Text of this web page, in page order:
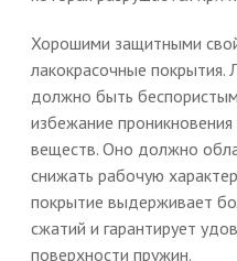
Хорошими защитными
лакокрасочные покрытия.
должно быть
избежание
веществ. Оно должно
снижать рабочую
покрытие выдерживает
сжатий и гарантирует
поверхности пружин.